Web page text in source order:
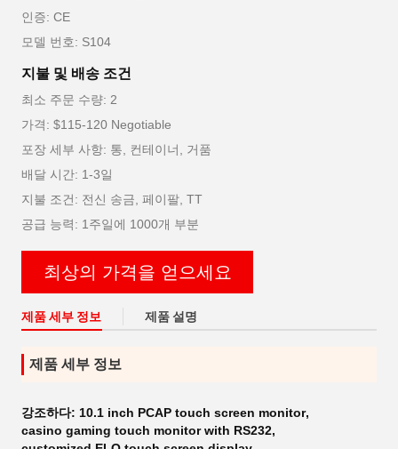
인증: CE
모델 번호: S104
지불 및 배송 조건
최소 주문 수량: 2
가격: $115-120 Negotiable
포장 세부 사항: 통, 컨테이너, 거품
배달 시간: 1-3일
지불 조건: 전신 송금, 페이팔, TT
공급 능력: 1주일에 1000개 부분
최상의 가격을 얻으세요
제품 세부 정보 제품 설명
제품 세부 정보
강조하다: 10.1 inch PCAP touch screen monitor,
casino gaming touch monitor with RS232,